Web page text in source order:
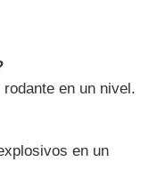
en un nivel.
en un